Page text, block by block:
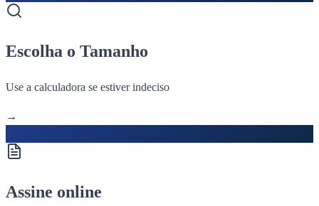
Escolha o Tamanho
Use a calculadora se estiver indeciso
→
2
Assine online